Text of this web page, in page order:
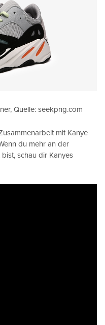
Quelle: seekpng.com
mit Kanye
du mehr an der
schau dir Kanyes